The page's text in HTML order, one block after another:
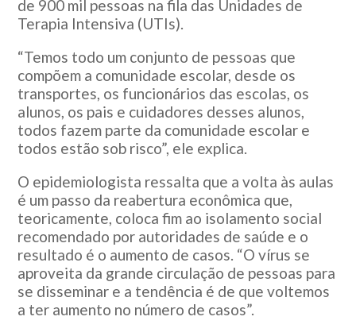
de 900 mil pessoas na fila das Unidades de
Terapia Intensiva (UTIs).
“Temos todo um conjunto de pessoas que
compõem a comunidade escolar, desde os
transportes, os funcionários das escolas, os
alunos, os pais e cuidadores desses alunos,
todos fazem parte da comunidade escolar e
todos estão sob risco”, ele explica.
O epidemiologista ressalta que a volta às aulas
é um passo da reabertura econômica que,
teoricamente, coloca fim ao isolamento social
recomendado por autoridades de saúde e o
resultado é o aumento de casos. “O vírus se
aproveita da grande circulação de pessoas para
se disseminar e a tendência é de que voltemos
a ter aumento no número de casos”.